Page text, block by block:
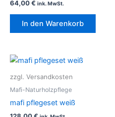
64,00€ ink. MwSt.
In den Warenkorb
zzgl. Versandkosten
Mafi-Naturholzpflege
mafi pflegeset weiß